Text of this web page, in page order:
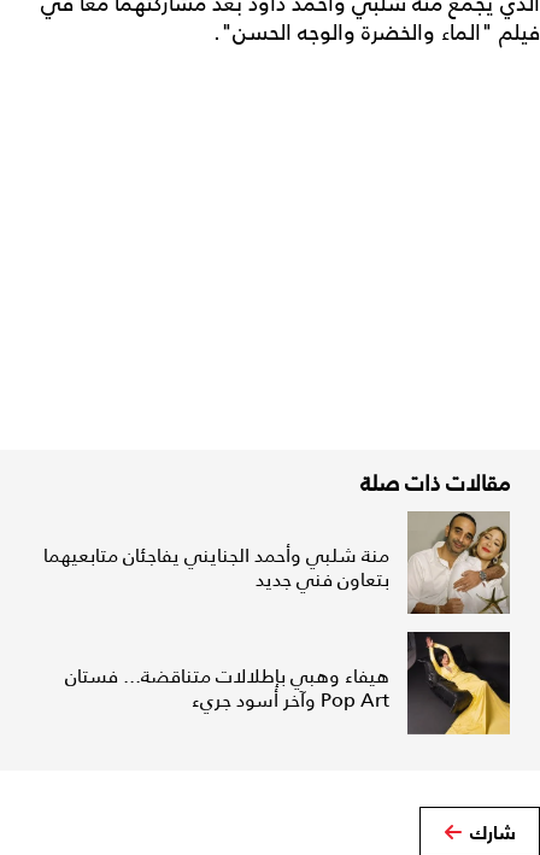
فيلم "الماء والخضرة والوجه الحسن".
مقالات ذات صلة
منة شلبي وأحمد الجنايني يفاجئان متابعيهما
بتعاون فني جديد
هيفاء وهبي بإطلالات متناقضة... فستان
Pop Art وآخر أسود جريء
شارك